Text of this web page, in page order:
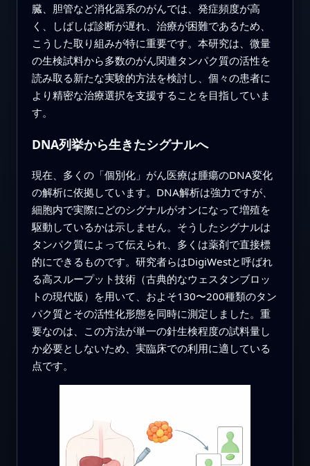
臓、胆管など消化器系のがんでは、発症頻度が高
く、しばしば診断が遅れ、治療が困難であるため、
こうした取り組みが特に重要です。本研究は、微量
の生検試料から多数のがん関連タンパク質の活性を
読み取る新たな実験的方法を検討し、個々の患者に
より精密な治療選択を支援することを目指していま
す。
DNA列挙から生きたシグナルへ
現在、多くの「個別化」がん医療は腫瘍のDNA変化
の解析に依拠しています。DNA解析は強力ですが、
細胞内で実際にどのシグナルがオンになって増殖を
駆動しているかは示しません。そうしたシグナルは
タンパク質によって伝えられ、多くは薬剤で直接標
的にできるものです。研究者らはDigiWestと呼ばれ
る高スループット技術（古典的なウェスタンブロッ
トの現代版）を用いて、およそ130〜200種類のタン
パク質とその活性化形態を同時に測定しました。重
要なのは、この方法が単一の針生検程度の試料量し
か必要としないため、実臨床での利用に適している
点です。